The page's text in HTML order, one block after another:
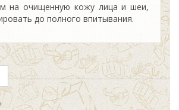
на очищенную кожу лица и шеи,
до полного впитывания.